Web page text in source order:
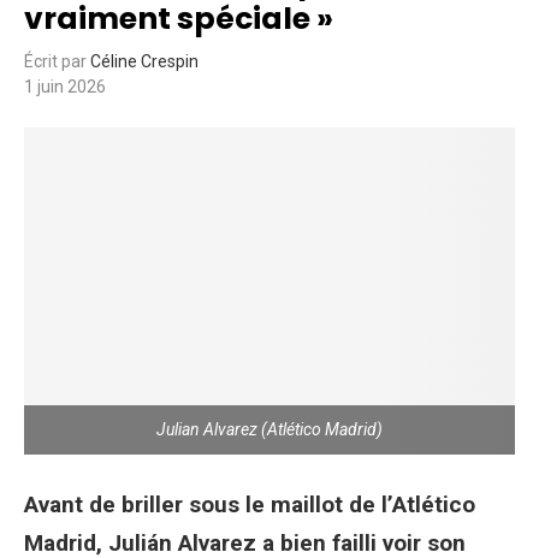
vraiment spéciale »
Écrit parCéline Crespin
1 juin 2026
Julian Alvarez (Atlético Madrid)
Avant de briller sous le maillot de l’Atlético
Madrid, Julián Alvarez a bien failli voir son